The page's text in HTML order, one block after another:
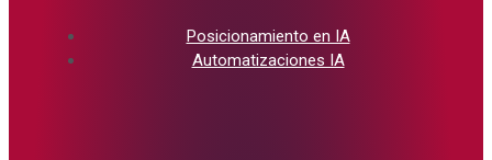
Posicionamiento en IA
Automatizaciones IA